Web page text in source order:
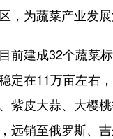
，为蔬菜产业发展
建成32个蔬菜
定在11万亩左右
紫皮大蒜、大樱
远销至俄罗斯、